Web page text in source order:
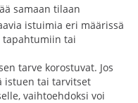
samaan tilaan
istuimia eri määrissä
tapahtumiin tai
tarve korostuvat. Jos
istuen tai tarvitset
vaihtoehdoksi voi